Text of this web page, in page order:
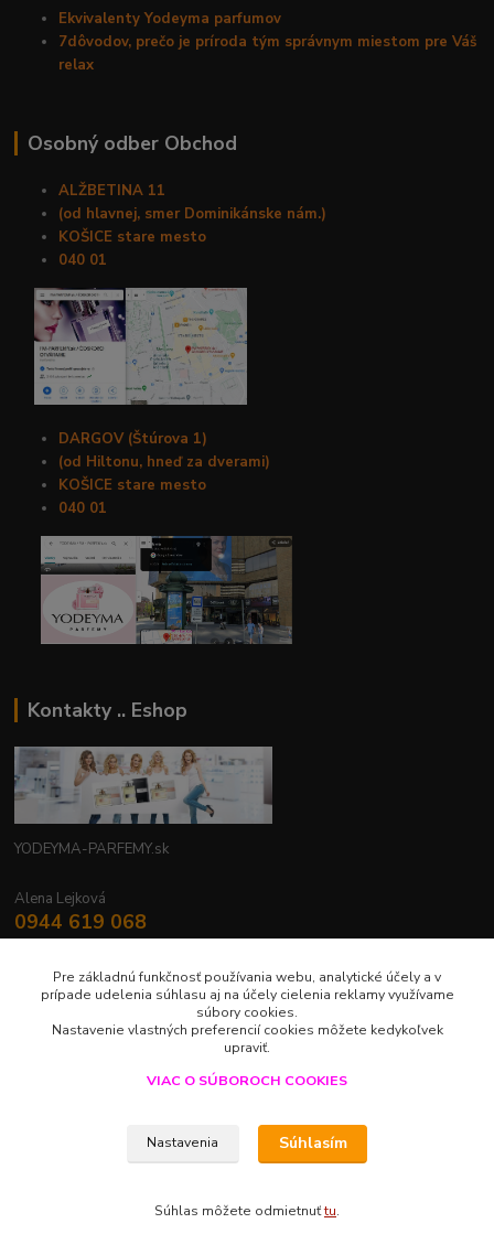
Ekvivalenty Yodeyma parfumov
7dôvodov, prečo je príroda tým správnym miestom pre Váš
relax
Osobný odber Obchod
ALŽBETINA 11
(od hlavnej, smer Dominikánske nám.)
KOŠICE stare mesto
040 01
DARGOV (Štúrova 1)
(od Hiltonu, hneď za dverami)
KOŠICE stare mesto
040 01
Kontakty .. Eshop
YODEYMA-PARFEMY.sk
Alena Lejková
0944 619 068
Nonstop
yodeyma.parfemy@gmail.com
Upravit sběr cookies.
LUXUS V JEDNEJ KVAPKE
Pre základnú funkčnosť používania webu, analytické účely a v
prípade udelenia súhlasu aj na účely cielenia reklamy využívame
súbory cookies.
Nastavenie vlastných preferencií cookies môžete kedykoľvek
upraviť.
VIAC O SÚBOROCH COOKIES
Nastavenia Súhlasím
Súhlas môžete odmietnuťtu.